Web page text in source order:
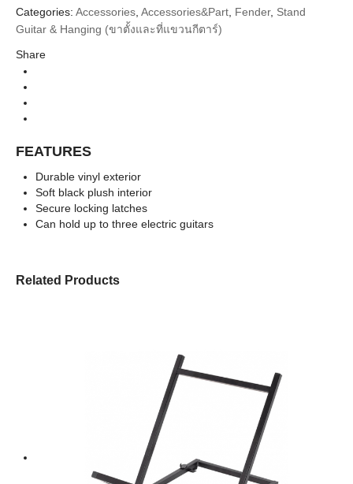
Brands Fender
Categories: Accessories Accessories&Part Fender, Stand
Guitar & Hanging (ขาตั้งและที่แขวนกีตาร์)
Share
FEATURES
Durable vinyl exterior
Soft black plush interior
Secure locking latches
Can hold up to three electric guitars
Related Products